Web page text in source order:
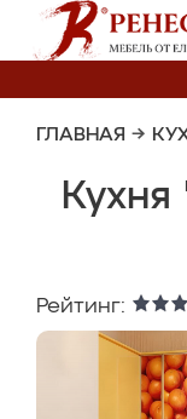
ГЛАВНАЯ →
Рейтинг: